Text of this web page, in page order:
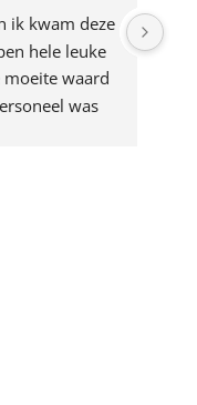
ik kwam deze
hele leuke
waard
was